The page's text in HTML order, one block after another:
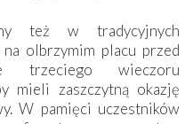
też w tradycyjnych
olbrzymim placu przed
trzeciego wieczoru
mieli zaszczytną okazję
W pamięci uczestników